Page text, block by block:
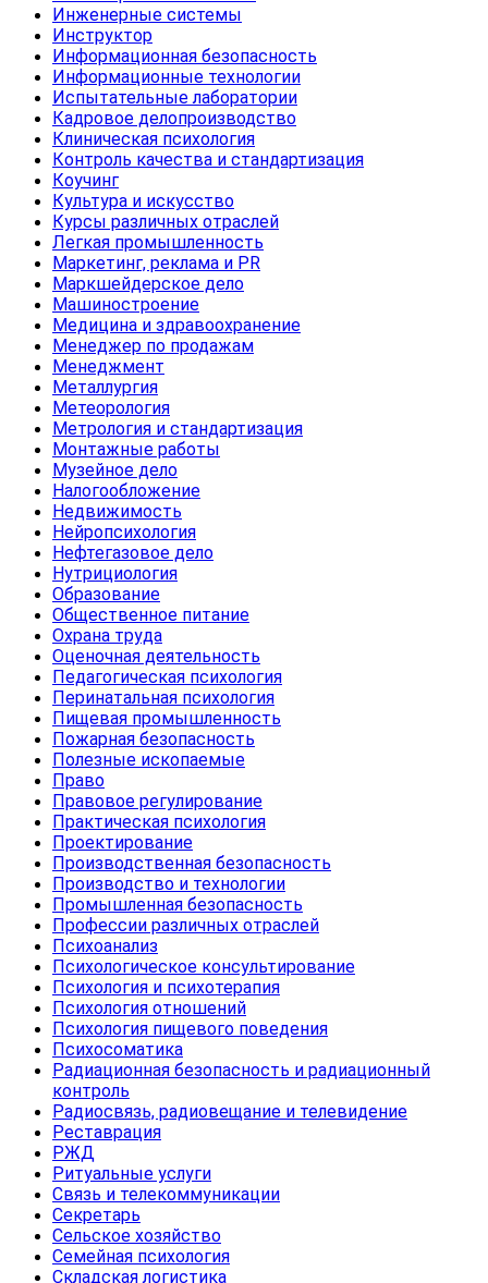
Инженерные системы
Инструктор
Информационная безопасность
Информационные технологии
Испытательные лаборатории
Кадровое делопроизводство
Клиническая психология
Контроль качества и стандартизация
Коучинг
Культура и искусство
Курсы различных отраслей
Легкая промышленность
Маркетинг, реклама и PR
Маркшейдерское дело
Машиностроение
Медицина и здравоохранение
Менеджер по продажам
Менеджмент
Металлургия
Метеорология
Метрология и стандартизация
Монтажные работы
Музейное дело
Налогообложение
Недвижимость
Нейропсихология
Нефтегазовое дело
Нутрициология
Образование
Общественное питание
Охрана труда
Оценочная деятельность
Педагогическая психология
Перинатальная психология
Пищевая промышленность
Пожарная безопасность
Полезные ископаемые
Право
Правовое регулирование
Практическая психология
Проектирование
Производственная безопасность
Производство и технологии
Промышленная безопасность
Профессии различных отраслей
Психоанализ
Психологическое консультирование
Психология и психотерапия
Психология отношений
Психология пищевого поведения
Психосоматика
Радиационная безопасность и радиационный
контроль
Радиосвязь, радиовещание и телевидение
Реставрация
РЖД
Ритуальные услуги
Связь и телекоммуникации
Секретарь
Сельское хозяйство
Семейная психология
Складская логистика